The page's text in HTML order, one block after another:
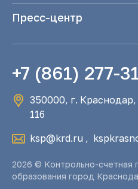
Пресс-центр
+7 (861) 277-
350000, г.
116
ksp@krd.ru ,
2026 © Контрольно-счетная
образования город